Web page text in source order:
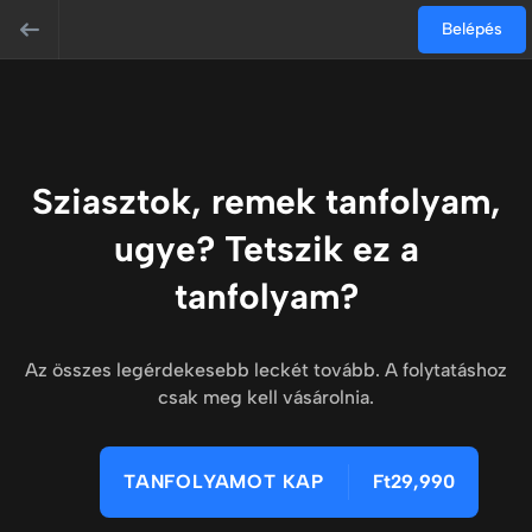
Belépés
Sziasztok, remek tanfolyam,
ugye? Tetszik ez a
tanfolyam?
Az összes legérdekesebb leckét tovább. A folytatáshoz
csak meg kell vásárolnia.
TANFOLYAMOT KAP Ft29,990